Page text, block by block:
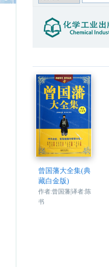
曾国藩大全集(典
藏白金版)
作者:曾国藩|译者:陈
书